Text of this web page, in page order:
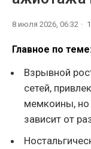
8 июля 2026, 06:32
Главное по
Взрывной
сетей,
мемкоины, но
зависит от